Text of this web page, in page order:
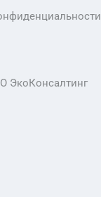
ЭкоКонсалтинг